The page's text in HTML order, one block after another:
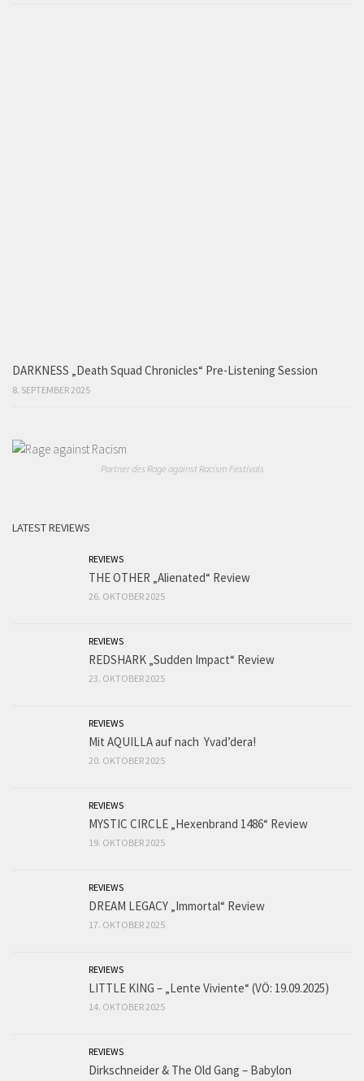
DARKNESS „Death Squad Chronicles“ Pre-Listening Session
8. SEPTEMBER 2025
Partner des Rage against Racism Festivals
LATEST REVIEWS
REVIEWS
THE OTHER „Alienated“ Review
26. OKTOBER 2025
REVIEWS
REDSHARK „Sudden Impact“ Review
23. OKTOBER 2025
REVIEWS
Mit AQUILLA auf nach Yvad’dera!
20. OKTOBER 2025
REVIEWS
MYSTIC CIRCLE „Hexenbrand 1486“ Review
19. OKTOBER 2025
REVIEWS
DREAM LEGACY „Immortal“ Review
17. OKTOBER 2025
REVIEWS
LITTLE KING – „Lente Viviente“ (VÖ: 19.09.2025)
14. OKTOBER 2025
REVIEWS
Dirkschneider & The Old Gang – Babylon